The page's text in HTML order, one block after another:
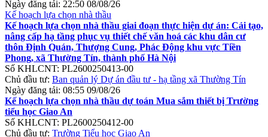
Ngày đăng tải: 22:50 08/08/26
Kế hoạch lựa chọn nhà thầu
Kế hoạch lựa chọn nhà thầu giai đoạn thực hiện dự án: Cải tạo,
nâng cấp hạ tầng phục vụ thiết chế văn hoá các khu dân cư
thôn Định Quán, Thượng Cung, Phác Động khu vực Tiền
Phong, xã Thường Tín, thành phố Hà Nội
Số KHLCNT: PL2600250413-00
Chủ đầu tư: Ban quản lý Dự án đầu tư - hạ tầng xã Thường Tín
Ngày đăng tải: 08:55 09/08/26
Kế hoạch lựa chọn nhà thầu dự toán Mua sắm thiết bị Trường
tiểu học Giao An
Số KHLCNT: PL2600250412-00
Chủ đầu tư: Trường Tiểu học Giao An